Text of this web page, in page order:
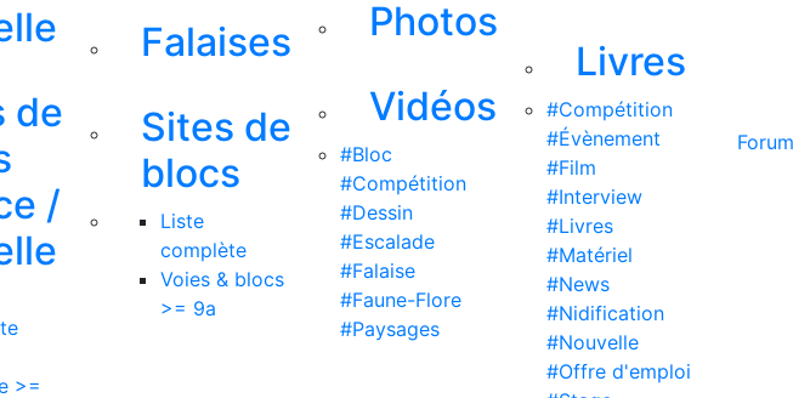
de
/
>=
Falaises
Sites de
blocs
Liste
complète
Voies & blocs
>= 9a
Photos
Vidéos
#Bloc
#Compétition
#Dessin
#Escalade
#Falaise
#Faune-Flore
#Paysages
Livres
#Compétition
#Évènement
#Film
#Interview
#Livres
#Matériel
#News
#Nidification
#Nouvelle
#Offre d'emploi
Forum